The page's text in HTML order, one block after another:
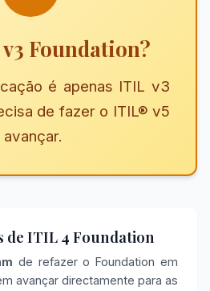
Foundation?
é apenas ITIL v3
de fazer o ITIL® v5
de ITIL 4 Foundation
de refazer o Foundation em
avançar directamente para as